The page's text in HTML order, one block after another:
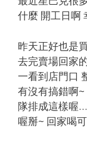
什麼 開工日啊
昨天正好也是
去完賣場回家
一看到店門口
有沒有搞錯啊
隊排成這樣喔…
喔掰~ 回家喝